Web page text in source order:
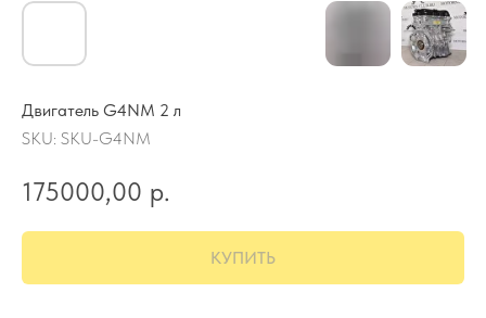
Двигатель G4NM 2 л
SKU: SKU-G4NM
175000,00 р.
КУПИТЬ